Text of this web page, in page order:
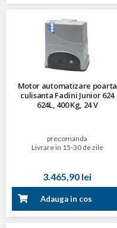
Motor automatizare poarta
culisanta Fadini Junior 624
624L, 400 Kg, 24 V
precomanda
Livrare in 15-30 de zile
3.465,90 lei
Adauga in cos